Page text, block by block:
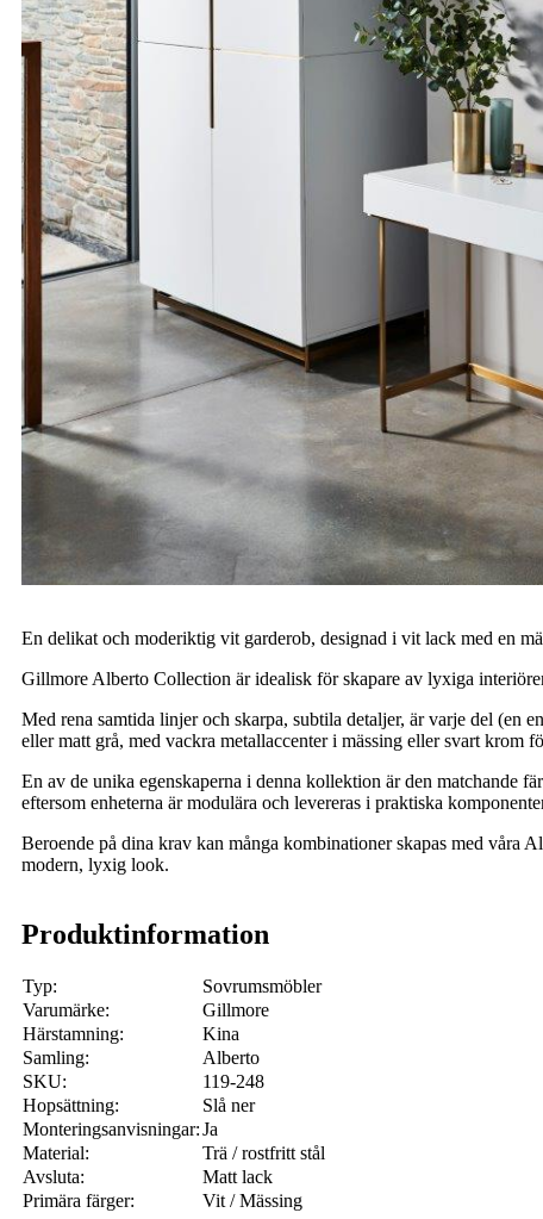
En delikat och moderiktig vit garderob, designad i vit lack med en
Gillmore Alberto Collection är idealisk för skapare av lyxiga
Med rena samtida linjer och skarpa, subtila detaljer, är varje del (en
eller matt grå, med vackra metallaccenter i mässing eller svart krom
En av de unika egenskaperna i denna kollektion är den matchande
eftersom enheterna är modulära och levereras i praktiska
Beroende på dina krav kan många kombinationer skapas med våra
modern, lyxig look.
Produktinformation
Typ:
Sovrumsmöbler
Varumärke:
Gillmore
Härstamning:
Kina
Samling:
Alberto
SKU:
119-248
Hopsättning:
Slå ner
Monteringsanvisningar:Ja
Material:
Trä / rostfritt stål
Avsluta:
Matt lack
Primära färger:
Vit / Mässing